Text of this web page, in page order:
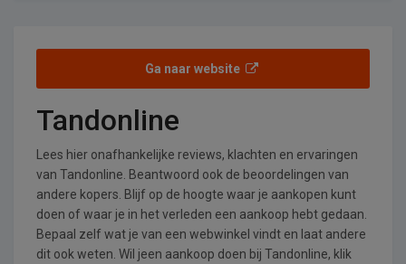
Ga naar website
Tandonline
Lees hier onafhankelijke reviews, klachten en ervaringen
van Tandonline. Beantwoord ook de beoordelingen van
andere kopers. Blijf op de hoogte waar je aankopen kunt
doen of waar je in het verleden een aankoop hebt gedaan.
Bepaal zelf wat je van een webwinkel vindt en laat andere
dit ook weten. Wil jeen aankoop doen bij Tandonline, klik